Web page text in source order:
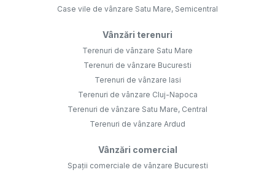
Case vile de vânzare Satu Mare, Semicentral
Vânzări terenuri
Terenuri de vânzare Satu Mare
Terenuri de vânzare Bucuresti
Terenuri de vânzare Iasi
Terenuri de vânzare Cluj-Napoca
Terenuri de vânzare Satu Mare, Central
Terenuri de vânzare Ardud
Vânzări comercial
Spații comerciale de vânzare Bucuresti